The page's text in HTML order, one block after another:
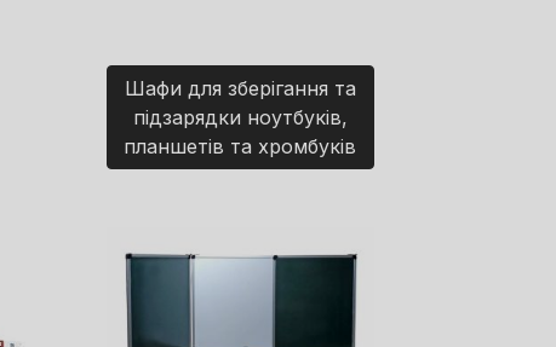
Шафи для зберігання та
підзарядки ноутбуків,
планшетів та хромбуків